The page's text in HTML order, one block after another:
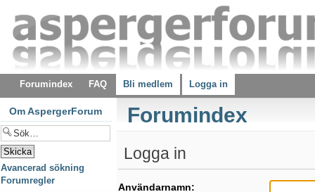
Forumindex FAQ Bli medlem Logga in
Forumindex
Logga in
Användarnamn:
Om AspergerForum
Avancerad sökning
Forumregler